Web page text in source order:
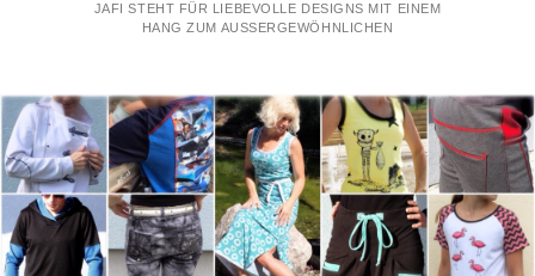
JAFI STEHT FÜR LIEBEVOLLE DESIGNS MIT EINEM
HANG ZUM AUSSERGEWÖHNLICHEN